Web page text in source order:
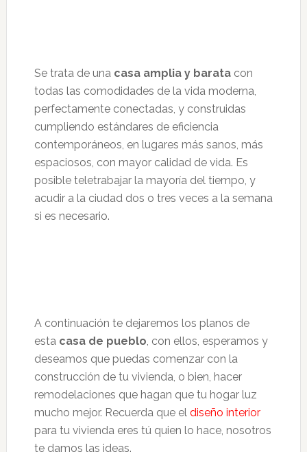
Se trata de una casa amplia y baratacon
todas las comodidades de la vida moderna,
perfectamente conectadas, y construidas
cumpliendo estándares de eficiencia
contemporáneos, en lugares más sanos, más
espaciosos, con mayor calidad de vida. Es
posible teletrabajar la mayoría del tiempo, y
acudir a la ciudad dos o tres veces a la semana
si es necesario.
A continuación te dejaremos los planos de
esta casa de pueblo, con ellos, esperamos y
deseamos que puedas comenzar con la
construcción de tu vivienda, o bien, hacer
remodelaciones que hagan que tu hogar luz
mucho mejor. Recuerda que el diseño interior
para tu vivienda eres tú quien lo hace, nosotros
te damos las ideas.